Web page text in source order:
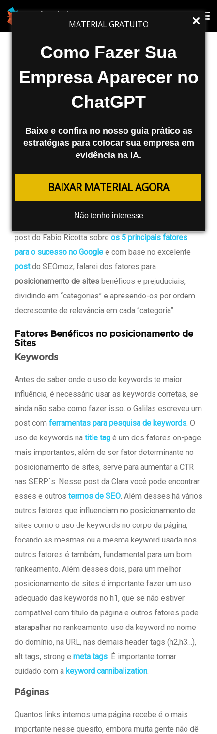
MATERIAL GRATUITO
Como Fazer Sua
Empresa Aparecer no
ChatGPT
Baixe e confira no nosso guia prático as
estratégias para colocar sua empresa em
evidência na IA.
BAIXAR MATERIAL AGORA
Não tenho interesse
SEO
Posicionamento de Sites nos
Buscadores
Olá leitores da Agência Mestre!
engine ranking factors, e o post do Fabio
Ricotta sobre os 5 principais...
23/04/2008
post do Fabio Ricotta sobreos 5 principais fatores
para o sucesso no Google e com base no excelente
postdo SEOmoz, falarei dos fatores para
posicionamento de sites benéficos e prejuduciais,
dividindo em “categorias” e apresendo-os por ordem
decrescente de relevância em cada “categoria”.
Fatores Benéficos no posicionamento de
Sites
Keywords
Antes de saber onde o uso de keywords te maior
influência, é necessário usar as keywords corretas, se
ainda não sabe como fazer isso, o Galilas escreveu um
post com ferramentas para pesquisa de keywords. O
uso de keywords na title tag é um dos fatores on-page
mais importantes, além de ser fator determinante no
posicionamento de sites, serve para aumentar a CTR
nas SERP´s. Nesse post da Clara você pode encontrar
esses e outros termos de SEO. Além desses há vários
outros fatores que influenciam no posicionamento de
sites como o uso de keywords no corpo da página,
focando as mesmas ou a mesma keyword usada nos
outros fatores é também, fundamental para um bom
rankeamento. Além desses dois, para um melhor
posicionamento de sites é importante fazer um uso
adequado das keywords no h1, que se não estiver
compatível com título da página e outros fatores pode
atarapalhar no rankeamento; uso da keyword no nome
do domínio, na URL, nas demais header tags (h2,h3…),
alt tags, strong e meta tags. É importante tomar
cuidado com a keyword cannibalization.
Páginas
Quantos links internos uma página recebe é o mais
importante nesse quesito, embora muita gente não dê